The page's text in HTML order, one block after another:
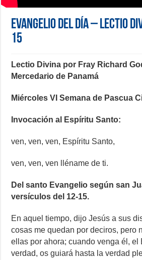
Evangelio del día – Lectio
15
Lectio Divina por Fray Richard
Mercedario de Panamá
Miércoles VI Semana de Pascua
Invocación al Espíritu Santo:
ven, ven, ven, Espíritu Santo,
ven, ven, ven lléname de ti.
Del santo Evangelio según san
versículos del 12-15.
En aquel tiempo, dijo Jesús a sus
cosas me quedan por deciros, pero
ellas por ahora; cuando venga él, el
verdad, os guiará hasta la verdad